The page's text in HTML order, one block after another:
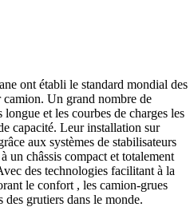
ont établi le standard mondial des
camion. Un grand nombre de
et les courbes de charges les
capacité. Leur installation sur
aux systèmes de stabilisateurs
un châssis compact et totalement
des technologies facilitant à la
le confort , les camion-grues
grutiers dans le monde.